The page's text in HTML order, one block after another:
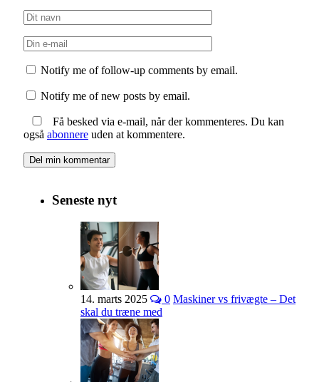
Notify me of follow-up comments by email.
Notify me of new posts by email.
Få besked via e-mail, når der kommenteres. Du kan
også abonnere uden at kommentere.
Seneste nyt
14. marts 2025 0 Maskiner vs frivægte – Det
skal du træne med